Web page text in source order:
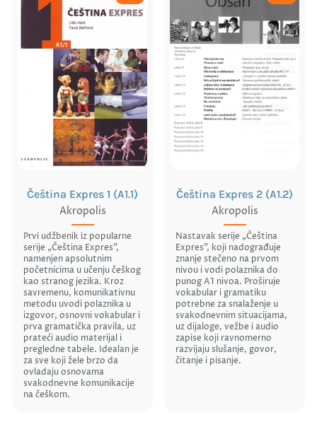
Čeština Expres 1 (A1.1)
Akropolis
Prvi udžbenik iz popularne
serije „Čeština Expres”,
namenjen apsolutnim
početnicima u učenju češkog
kao stranog jezika. Kroz
savremenu, komunikativnu
metodu uvodi polaznika u
izgovor, osnovni vokabular i
prva gramatička pravila, uz
prateći audio materijal i
pregledne tabele. Idealan je
za sve koji žele brzo da
ovladaju osnovama
svakodnevne komunikacije
na češkom.
Čeština Expres 2 (A1.2)
Akropolis
Nastavak serije „Čeština
Expres”, koji nadograđuje
znanje stečeno na prvom
nivou i vodi polaznika do
punog A1 nivoa. Proširuje
vokabular i gramatiku
potrebne za snalaženje u
svakodnevnim situacijama,
uz dijaloge, vežbe i audio
zapise koji ravnomerno
razvijaju slušanje, govor,
čitanje i pisanje.